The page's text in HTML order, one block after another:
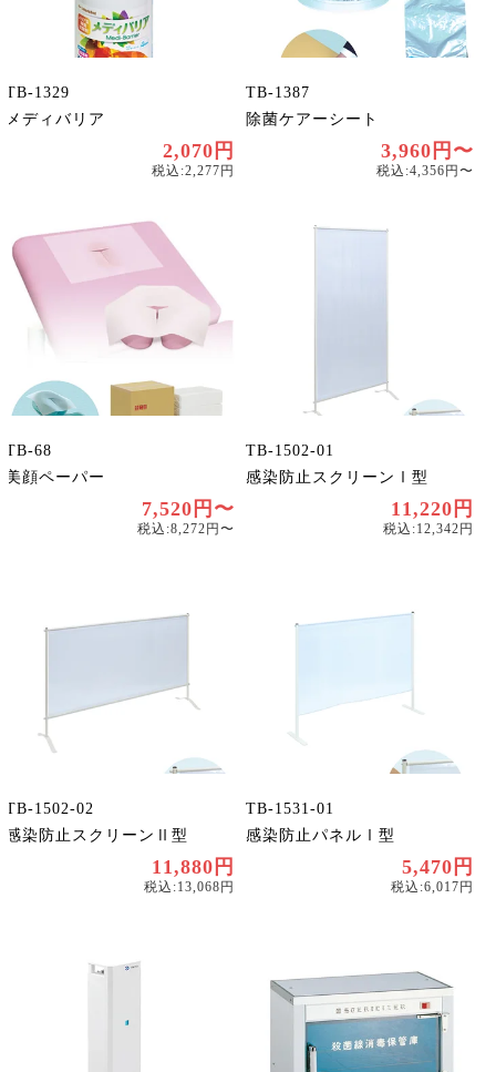
TB-1329
メディバリア
2,070円
税込:2,277円
TB-1387
除菌ケアーシート
3,960円〜
税込:4,356円〜
TB-68
美顔ペーパー
7,520円〜
税込:8,272円〜
TB-1502-01
感染防止スクリーンⅠ型
11,220円
税込:12,342円
TB-1502-02
感染防止スクリーンⅡ型
11,880円
税込:13,068円
TB-1531-01
感染防止パネルⅠ型
5,470円
税込:6,017円